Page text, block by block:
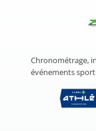
Chronométrage,
événements